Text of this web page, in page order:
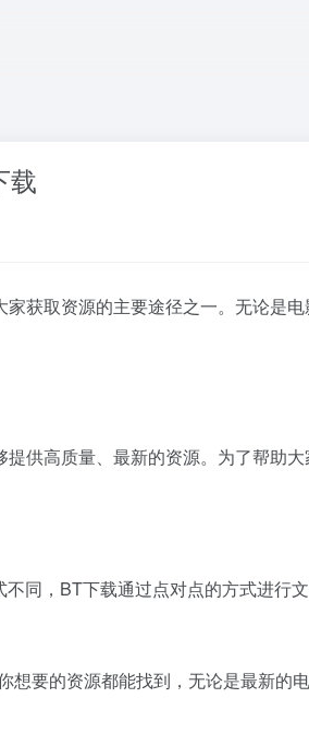
载
获取资源的主要途径之一。无论是
供高质量、最新的资源。为了帮助
同，BT下载通过点对点的方式进行
要的资源都能找到，无论是最新的